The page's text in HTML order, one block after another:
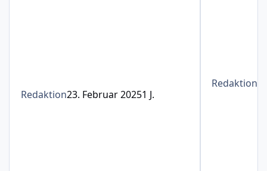
Redaktion23. Februar 20251 J.
Redaktion